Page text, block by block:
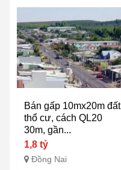
Bán gấp 10mx20m đất
thổ cư, cách QL20
30m, gần...
1,8 tỷ
Đồng Nai